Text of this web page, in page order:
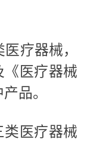
疗器械，
医疗器械
品。
医疗器械